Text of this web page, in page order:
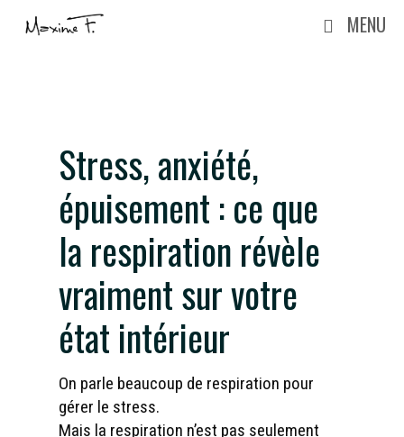
MENU
Stress, anxiété,
épuisement : ce que
la respiration révèle
vraiment sur votre
état intérieur
On parle beaucoup de respiration pour
gérer le stress.
Mais la respiration n’est pas seulement